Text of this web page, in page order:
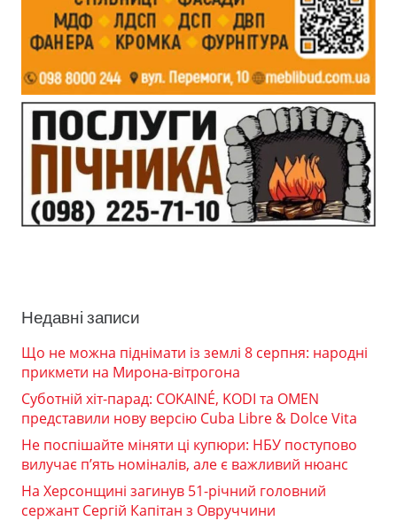
Недавні записи
Що не можна піднімати із землі 8 серпня: народні
прикмети на Мирона-вітрогона
Суботній хіт-парад: COKAINÉ, KODI та OMEN
представили нову версію Cuba Libre & Dolce Vita
Не поспішайте міняти ці купюри: НБУ поступово
вилучає п’ять номіналів, але є важливий нюанс
На Херсонщині загинув 51-річний головний
сержант Сергій Капітан з Овруччини